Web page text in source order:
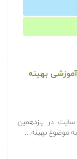
آموزشی بهینه
در یازدهمین
موضوع بهینه…